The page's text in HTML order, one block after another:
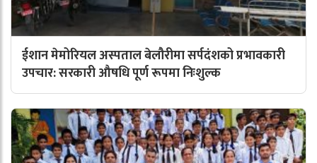
ईशान मेमोरियल अस्पताल बेलौरीमा सर्पदंशको प्रभावकारी
उपचार: सरकारी औषधि पूर्ण रूपमा निःशुल्क